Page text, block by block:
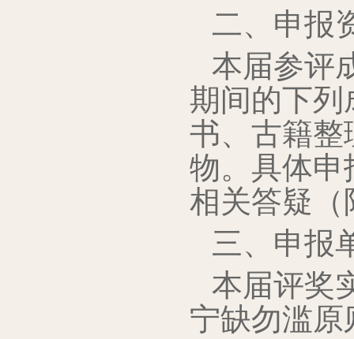
二、申报
本届参评
期间的下列
书、古籍整
物。具体申
相关答疑（
三、申报
本届评奖
宁缺勿滥